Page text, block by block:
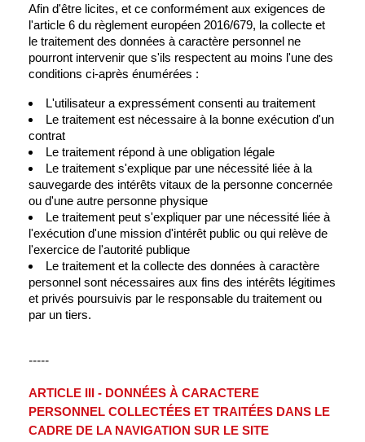
Afin d'être licites, et ce conformément aux exigences de
l'article 6 du règlement européen 2016/679, la collecte et
le traitement des données à caractère personnel ne
pourront intervenir que s'ils respectent au moins l'une des
conditions ci-après énumérées :
L'utilisateur a expressément consenti au traitement
Le traitement est nécessaire à la bonne exécution d'un
contrat
Le traitement répond à une obligation légale
Le traitement s'explique par une nécessité liée à la
sauvegarde des intérêts vitaux de la personne concernée
ou d'une autre personne physique
Le traitement peut s'expliquer par une nécessité liée à
l'exécution d'une mission d'intérêt public ou qui relève de
l'exercice de l'autorité publique
Le traitement et la collecte des données à caractère
personnel sont nécessaires aux fins des intérêts légitimes
et privés poursuivis par le responsable du traitement ou
par un tiers.
-----
ARTICLE III - DONNÉES À CARACTERE
PERSONNEL COLLECTÉES ET TRAITÉES DANS LE
CADRE DE LA NAVIGATION SUR LE SITE